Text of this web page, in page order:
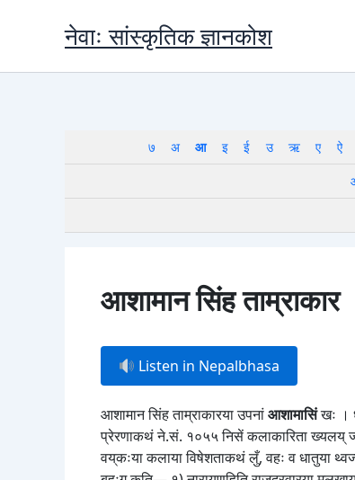
नेवाः सांस्कृतिक ज्ञानकोश
७ अ आ इ ई उ ऋ ए ऐ
आशामान सिंह ताम्राकार
Listen in Nepalbhasa
आशामान सिंह ताम्राकारया उपनांआशामासिंखः ।
प्रेरणाकथं ने.सं. १०५५ निसें कलाकारिता ख्यलय्
वय्‌कःया कलाया विषेशताकथं लुँ, वहः व धातुया